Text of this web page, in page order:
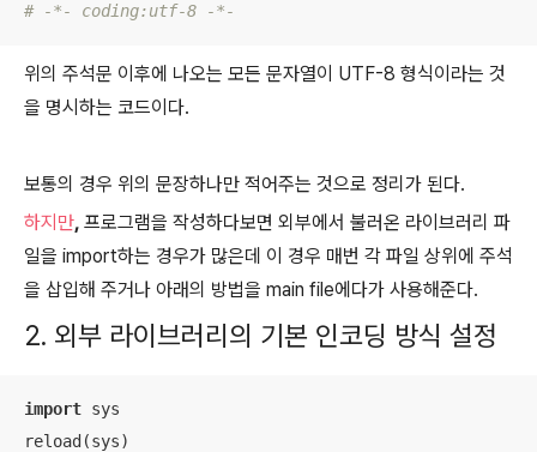
# -*- coding:utf-8 -*-
위의 주석문 이후에 나오는 모든 문자열이 UTF-8 형식이라는 것
을 명시하는 코드이다.
보통의 경우 위의 문장하나만 적어주는 것으로 정리가 된다.
하지만, 프로그램을 작성하다보면 외부에서 불러온 라이브러리 파
일을 import하는 경우가 많은데 이 경우 매번 각 파일 상위에 주석
을 삽입해 주거나 아래의 방법을 main file에다가 사용해준다.
2. 외부 라이브러리의 기본 인코딩 방식 설정
import sys
reload(sys)